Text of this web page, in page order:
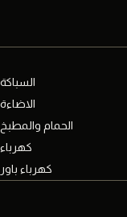
السباكة
الاضاءة
الحمام والمطبخ
كهرباء
كهرباء باور